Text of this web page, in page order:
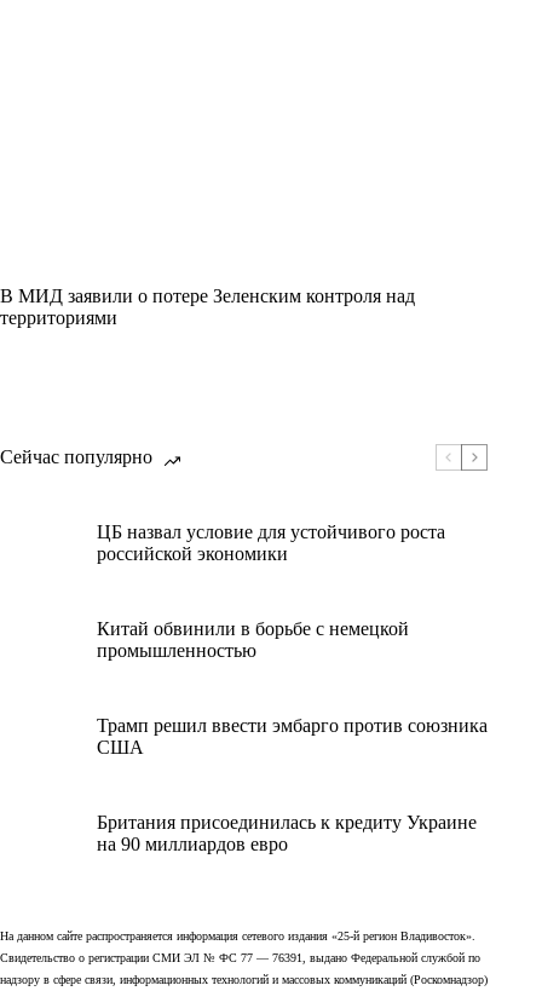
В МИД заявили о потере Зеленским контроля над
территориями
Сейчас популярно
ЦБ назвал условие для устойчивого роста
российской экономики
Китай обвинили в борьбе с немецкой
промышленностью
Трамп решил ввести эмбарго против союзника
США
Британия присоединилась к кредиту Украине
на 90 миллиардов евро
На данном сайте распространяется информация сетевого издания «25-й регион Владивосток».
Свидетельство о регистрации СМИ ЭЛ № ФС 77 — 76391, выдано Федеральной службой по
надзору в сфере связи, информационных технологий и массовых коммуникаций (Роскомнадзор)